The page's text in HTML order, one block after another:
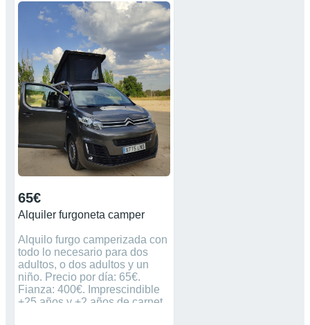
65€
Alquiler furgoneta camper
Alquilo furgo camperizada con
todo lo necesario para dos
adultos, o dos adultos y un
niño. Precio por día: 65€.
Fianza: 400€. Imprescindible
+25 años y +2 años de carnet.